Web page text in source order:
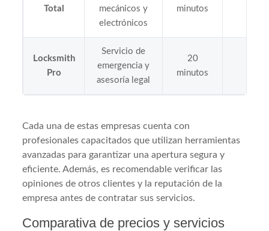
Total
mecánicos y
electrónicos
minutos
Locksmith
Pro
Servicio de
emergencia y
asesoría legal
20
minutos
Cada una de estas empresas cuenta con
profesionales capacitados que utilizan herramientas
avanzadas para garantizar una apertura segura y
eficiente. Además, es recomendable verificar las
opiniones de otros clientes y la reputación de la
empresa antes de contratar sus servicios.
Comparativa de precios y servicios